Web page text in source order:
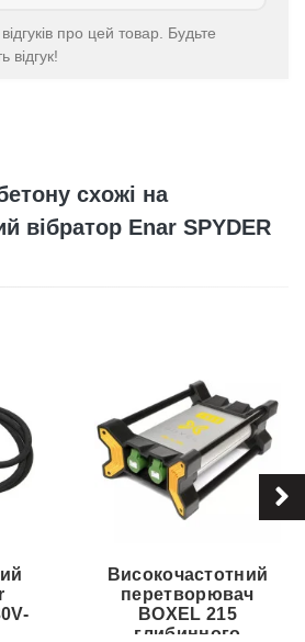
про цей товар. Будьте
відгук!
схожі на
вібратор Enar SPYDER
Високочастотний
перетворювач
BOXEL 215
глибинного